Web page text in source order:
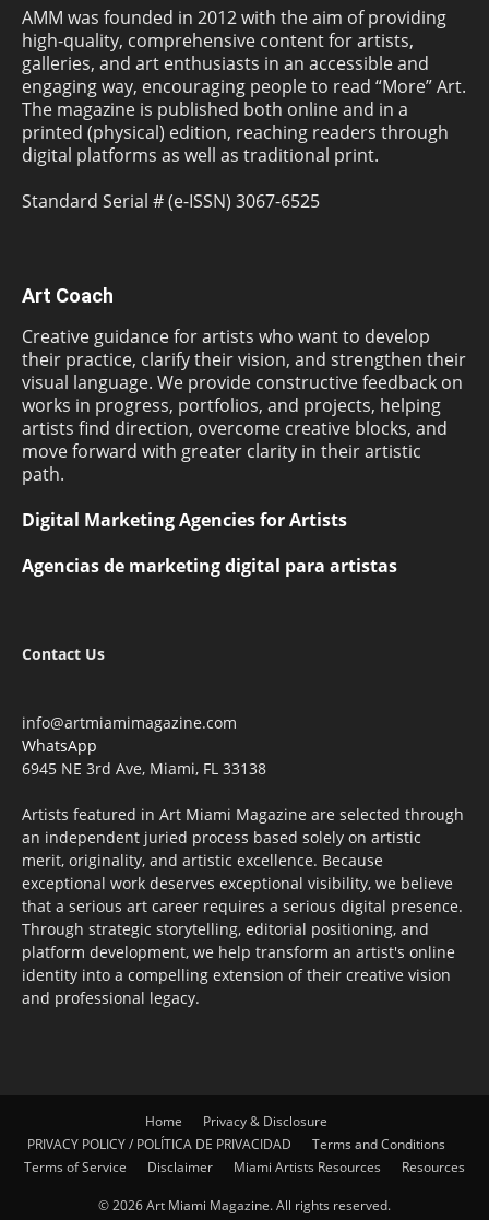
AMM was founded in 2012 with the aim of providing
high-quality, comprehensive content for artists,
galleries, and art enthusiasts in an accessible and
engaging way, encouraging people to read “More” Art.
The magazine is published both online and in a
printed (physical) edition, reaching readers through
digital platforms as well as traditional print.
Standard Serial # (e-ISSN) 3067-6525
Art Coach
Creative guidance for artists who want to develop
their practice, clarify their vision, and strengthen their
visual language. We provide constructive feedback on
works in progress, portfolios, and projects, helping
artists find direction, overcome creative blocks, and
move forward with greater clarity in their artistic
path.
Digital Marketing Agencies for Artists
Agencias de marketing digital para artistas
Contact Us
info@artmiamimagazine.com
WhatsApp
6945 NE 3rd Ave, Miami, FL 33138
Artists featured in Art Miami Magazine are selected through
an independent juried process based solely on artistic
merit, originality, and artistic excellence. Because
exceptional work deserves exceptional visibility, we believe
that a serious art career requires a serious digital presence.
Through strategic storytelling, editorial positioning, and
platform development, we help transform an artist's online
identity into a compelling extension of their creative vision
and professional legacy.
Home
Privacy & Disclosure
PRIVACY POLICY / POLÍTICA DE PRIVACIDAD
Terms and Conditions
Terms of Service
Disclaimer Miami Artists Resources Resources
© 2026 Art Miami Magazine. All rights reserved.